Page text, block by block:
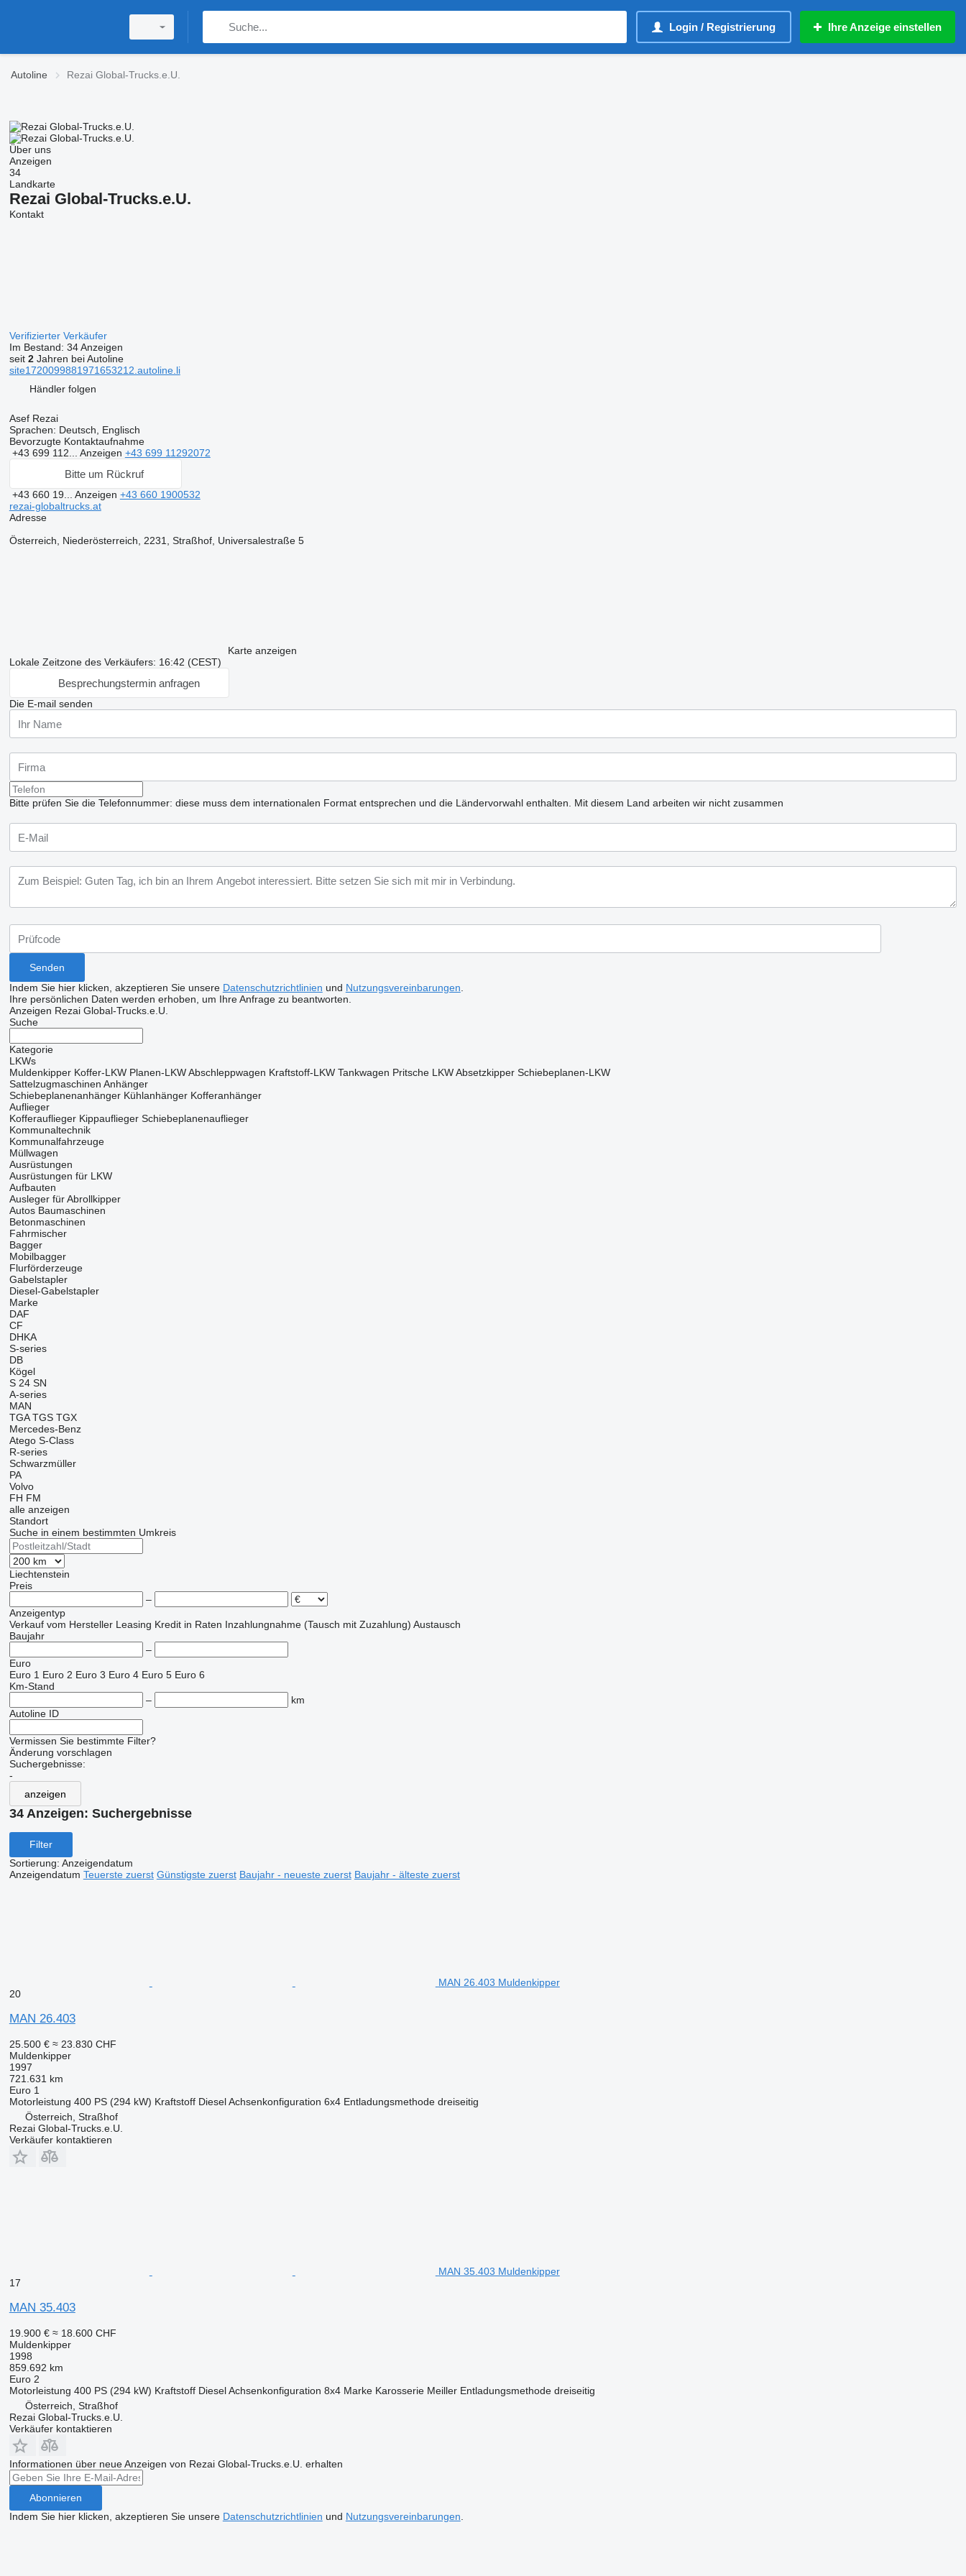
Login / Registrierung Ihre Anzeige einstellen
Autoline Rezai Global-Trucks.e.U.
Über uns
Anzeigen
34
Landkarte
Rezai Global-Trucks.e.U.
Kontakt
Verifizierter Verkäufer
Im Bestand: 34 Anzeigen
seit 2Jahren bei Autoline
site1720099881971653212.autoline.li
Händler folgen
Asef Rezai
Sprachen: Deutsch, Englisch
Bevorzugte Kontaktaufnahme
+43 699 112... Anzeigen +43 699 11292072
Bitte um Rückruf
+43 660 19... Anzeigen +43 660 1900532
rezai-globaltrucks.at
Adresse
Österreich, Niederösterreich, 2231, Straßhof, Universalestraße 5
Karte anzeigen
Lokale Zeitzone des Verkäufers: 16:42 (CEST)
Besprechungstermin anfragen
Die E-mail senden
Bitte prüfen Sie die Telefonnummer: diese muss dem internationalen Format entsprechen und die Ländervorwahl enthalten. Mit diesem Land arbeiten wir nicht zusammen
Indem Sie hier klicken, akzeptieren Sie unsere Datenschutzrichtlinien und Nutzungsvereinbarungen
Ihre persönlichen Daten werden erhoben, um Ihre Anfrage zu beantworten.
Anzeigen Rezai Global-Trucks.e.U.
Suche
Kategorie
LKWs
Muldenkipper Koffer-LKW Planen-LKW Abschleppwagen Kraftstoff-LKW Tankwagen Pritsche LKW Absetzkipper Schiebeplanen-LKW
Sattelzugmaschinen Anhänger
Schiebeplanenanhänger Kühlanhänger Kofferanhänger
Auflieger
Kofferauflieger Kippauflieger Schiebeplanenauflieger
Kommunaltechnik
Kommunalfahrzeuge
Müllwagen
Ausrüstungen
Ausrüstungen für LKW
Aufbauten
Ausleger für Abrollkipper
Autos Baumaschinen
Betonmaschinen
Fahrmischer
Bagger
Mobilbagger
Flurförderzeuge
Gabelstapler
Diesel-Gabelstapler
Marke
DAF
CF
DHKA
S-series
DB
Kögel
S 24 SN
A-series
MAN
TGA TGS TGX
Mercedes-Benz
Atego S-Class
R-series
Schwarzmüller
PA
Volvo
FH FM
alle anzeigen
Standort
Suche in einem bestimmten Umkreis
Liechtenstein
Preis
–
Anzeigentyp
Verkauf vom Hersteller Leasing Kredit in Raten Inzahlungnahme (Tausch mit Zuzahlung) Austausch
Baujahr
–
Euro
Euro 1 Euro 2 Euro 3 Euro 4 Euro 5 Euro 6
Km-Stand
–
km
Autoline ID
Vermissen Sie bestimmte Filter?
Änderung vorschlagen
Suchergebnisse:
-
anzeigen
34 Anzeigen: Suchergebnisse
Filter
Sortierung: Anzeigendatum
Anzeigendatum Teuerste zuerst Günstigste zuerst Baujahr - neueste zuerst Baujahr - älteste zuerst
MAN 26.403 Muldenkipper
20
MAN 26.403
25.500 € ≈ 23.830 CHF
Muldenkipper
1997
721.631 km
Euro 1
Motorleistung 400 PS (294 kW) Kraftstoff Diesel Achsenkonfiguration 6x4 Entladungsmethode dreiseitig
Österreich, Straßhof
Rezai Global-Trucks.e.U.
Verkäufer kontaktieren
MAN 35.403 Muldenkipper
17
MAN 35.403
19.900 € ≈ 18.600 CHF
Muldenkipper
1998
859.692 km
Euro 2
Motorleistung 400 PS (294 kW) Kraftstoff Diesel Achsenkonfiguration 8x4 Marke Karosserie Meiller Entladungsmethode dreiseitig
Österreich, Straßhof
Rezai Global-Trucks.e.U.
Verkäufer kontaktieren
Informationen über neue Anzeigen von Rezai Global-Trucks.e.U. erhalten
Abonnieren
Indem Sie hier klicken, akzeptieren Sie unsere Datenschutzrichtlinien und Nutzungsvereinbarungen